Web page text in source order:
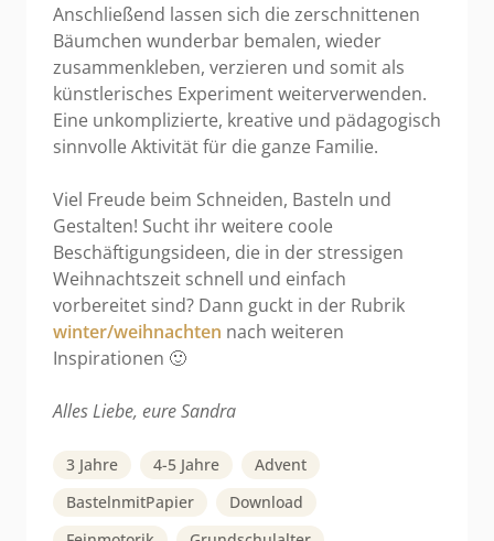
Anschließend lassen sich die zerschnittenen
Bäumchen wunderbar bemalen, wieder
zusammenkleben, verzieren und somit als
künstlerisches Experiment weiterverwenden.
Eine unkomplizierte, kreative und pädagogisch
sinnvolle Aktivität für die ganze Familie.
Viel Freude beim Schneiden, Basteln und
Gestalten! Sucht ihr weitere coole
Beschäftigungsideen, die in der stressigen
Weihnachtszeit schnell und einfach
vorbereitet sind? Dann guckt in der Rubrik
winter/weihnachten nach weiteren
Inspirationen 🙂
Alles Liebe, eure Sandra
3 Jahre 4-5 Jahre
Advent
BastelnmitPapier
Download